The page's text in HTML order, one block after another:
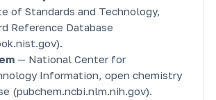
of Standards and Technology,
Reference Database
— National Center for
Information, open chemistry
(pubchem.ncbi.nlm.nih.gov).